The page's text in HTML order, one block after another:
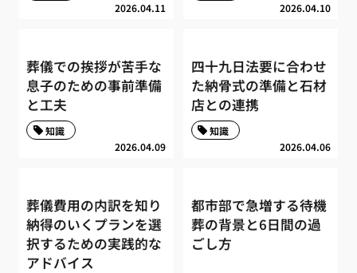
2026.04.11 2026.04.10
葬儀での挨拶が苦手な
息子のための事前準備
と工夫
2026.04.09
知識
四十九日法要に合わせ
た納骨式の準備と石材
店との連携
2026.04.06
知識
葬儀費用の内訳を知り
納得のいくプランを選
択するための実践的な
アドバイス
都市部で急増する待機
葬の背景と6日間の過
ごし方